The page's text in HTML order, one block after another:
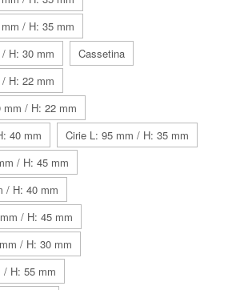
/ H: 35 mm
H: 30 mm
Cassetina
H: 22 mm
mm / H: 22 mm
40 mm
Cirie L: 95 mm / H: 35 mm
/ H: 45 mm
/ H: 40 mm
/ H: 45 mm
/ H: 30 mm
/ H: 55 mm